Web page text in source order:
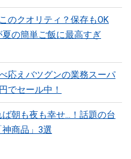
のクオリティ？保存もOK
の簡単ご飯に最高すぎ
応えバツグンの業務スーパ
でセール中！
ば朝も夜も幸せ…！話題の台
商品」3選